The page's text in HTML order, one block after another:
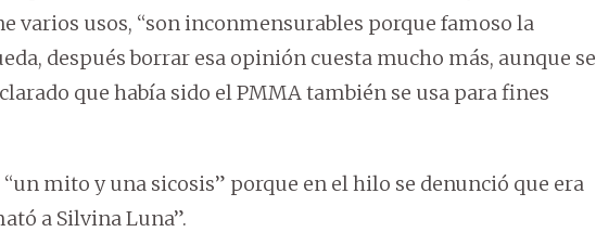
varios usos, “son inconmensurables porque famoso la
después borrar esa opinión cuesta mucho más, aunque se
que había sido el PMMA también se usa para fines
mito y una sicosis” porque en el hilo se denunció que era
a Silvina Luna”.